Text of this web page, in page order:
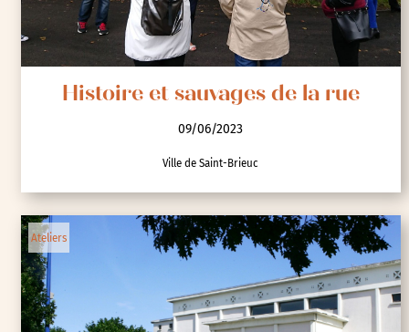
Histoire et sauvages de la rue
09/06/2023
Ville de Saint-Brieuc
Ateliers